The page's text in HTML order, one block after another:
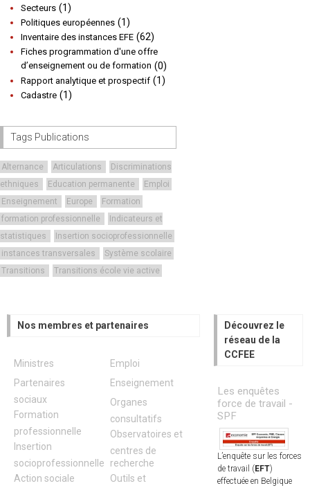
Secteurs (1)
Politiques européennes (1)
Inventaire des instances EFE (62)
Fiches programmation d'une offre
d’enseignement ou de formation (0)
Rapport analytique et prospectif (1)
Cadastre (1)
Tags Publications
Alternance Articulations
Discriminations
ethniques
Education permanente
Emploi
Enseignement
Europe
Formation
formation professionnelle
Indicateurs et
statistiques
Insertion socioprofessionnelle
instances transversales
Système scolaire
Transitions
Transitions école vie active
Nos membres et partenaires
Ministres
Partenaires
sociaux
Formation
professionnelle
Insertion
socioprofessionnelle
Action sociale
Emploi
Enseignement
Organes
consultatifs
Observatoires et
centres de
recherche
Outils et
Découvrez le
réseau de la
CCFEE
Les enquêtes
force de travail -
SPF
L’enquête sur les forces
de travail ( EFT)
effectuée en Belgique